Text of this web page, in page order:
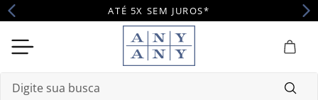
ATÉ 5X SEM JUROS*